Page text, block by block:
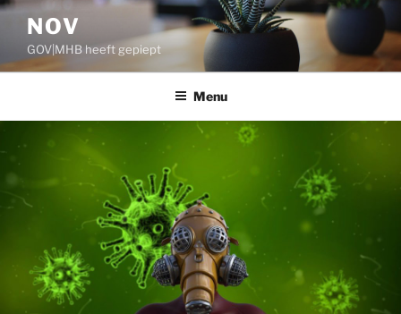
Ga
inhoud
NOV
GOV|MHB heeft gepiept
Menu